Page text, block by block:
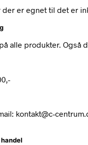
der er egnet til det er
alle produkter. Også
kontakt@c-